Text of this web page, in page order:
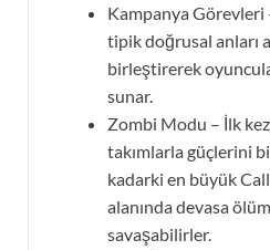
Kampanya Görevleri
tipik doğrusal anları
birleştirerek
sunar.
Zombi Modu – İlk
takımlarla güçlerini
kadarki en büyük
alanında devasa
savaşabilirler.